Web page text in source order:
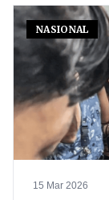
NASIONAL
15 Mar 2026